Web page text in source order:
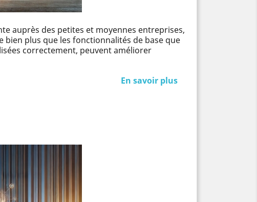
auprès des petites et moyennes entreprises,
plus que les fonctionnalités de base que
correctement, peuvent améliorer
En savoir plus